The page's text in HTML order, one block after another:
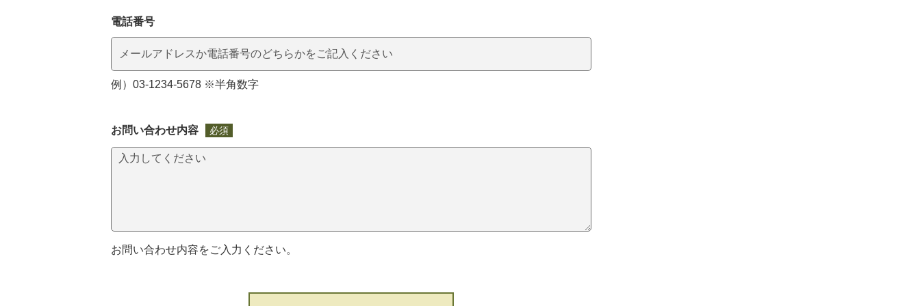
電話番号
例）03-1234-5678 ※半角数字
お問い合わせ内容 必須
お問い合わせ内容をご入力ください。